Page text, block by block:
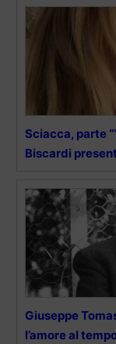
Sciacca, parte
Biscardi
Giuseppe
l’amore al